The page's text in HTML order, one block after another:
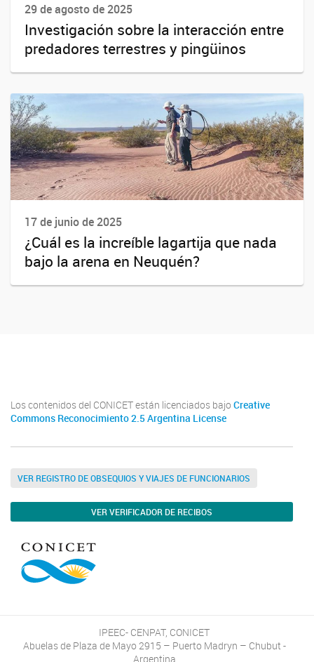
29 de agosto de 2025
Investigación sobre la interacción entre
predadores terrestres y pingüinos
17 de junio de 2025
¿Cuál es la increíble lagartija que nada
bajo la arena en Neuquén?
Los contenidos del CONICET están licenciados bajo Creative
Commons Reconocimiento 2.5 Argentina License
VER REGISTRO DE OBSEQUIOS Y VIAJES DE FUNCIONARIOS
VER VERIFICADOR DE RECIBOS
IPEEC- CENPAT, CONICET
Abuelas de Plaza de Mayo 2915 – Puerto Madryn – Chubut -